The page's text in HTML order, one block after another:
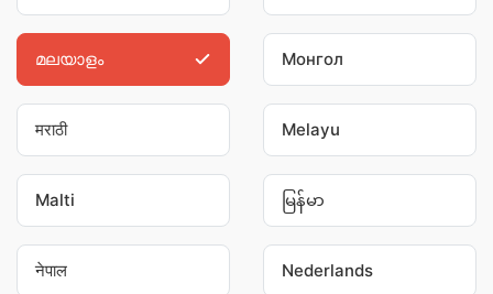
മലയാളം Монгол
मराठी Melayu
Malti မြန်မာ
नेपाल Nederlands